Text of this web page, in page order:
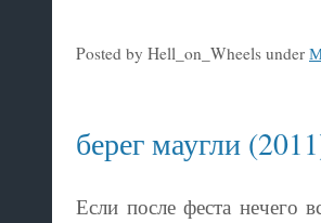
Posted by Hell_on_Wheels under
берег маугли
Если после феста